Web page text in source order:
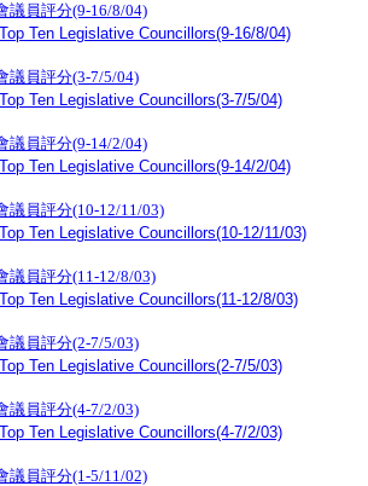
議員評分(9-16/8/04)
Ten Legislative Councillors(9-16/8/04)
議員評分(3-7/5/04)
Ten Legislative Councillors(3-7/5/04)
議員評分(9-14/2/04)
Ten Legislative Councillors(9-14/2/04)
議員評分(10-12/11/03)
Ten Legislative Councillors(10-12/11/03)
議員評分(11-12/8/03)
Ten Legislative Councillors(11-12/8/03)
議員評分(2-7/5/03)
Ten Legislative Councillors(2-7/5/03)
議員評分(4-7/2/03)
Ten Legislative Councillors(4-7/2/03)
議員評分(1-5/11/02)